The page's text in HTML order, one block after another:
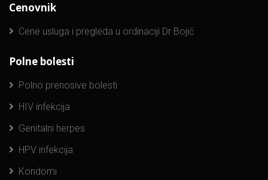
Cenovnik
Cene usluga i pregleda u ordinaciji Dr Bojić
Polne bolesti
Polno prenosive bolesti
HIV infekcija
Genitalni herpes
HPV infekcija
Kondomi